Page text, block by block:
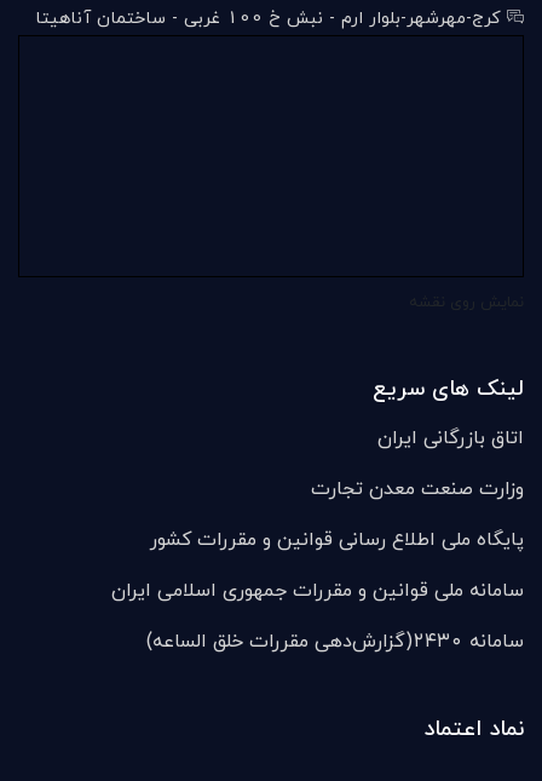
کرج-مهرشهر-بلوار ارم - نبش خ 100 غربی - ساختمان آناهیتا
لینک های سریع
اتاق بازرگانی ایران
وزارت صنعت معدن تجارت
پایگاه ملی اطلاع رسانی قوانین و مقررات کشور
سامانه ملی قوانين و مقررات جمهوری اسلامی ایران
سامانه ۲۴۳۰(گزارش‌دهی مقررات خلق الساعه)
نماد اعتماد